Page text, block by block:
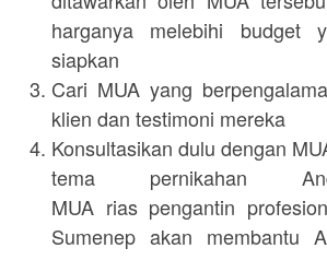
harganya melebihi budget
siapkan
Cari MUA yang
klien dan testimoni mereka
Konsultasikan dulu dengan
tema pernikahan
MUA rias pengantin
Sumenep akan membantu